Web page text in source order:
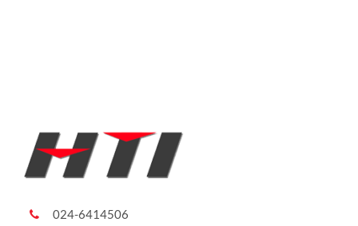
024-6414506